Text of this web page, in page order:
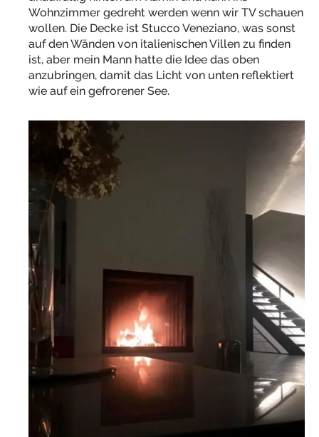
Wohnzimmer gedreht werden wenn wir TV schauen
wollen. Die Decke ist Stucco Veneziano, was sonst
auf den Wänden von italienischen Villen zu finden
ist, aber mein Mann hatte die Idee das oben
anzubringen, damit das Licht von unten reflektiert
wie auf ein gefrorener See.